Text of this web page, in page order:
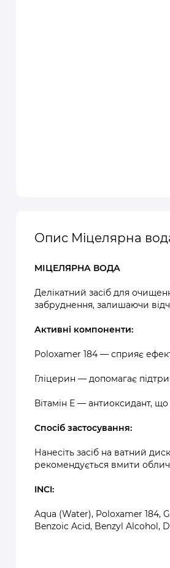
Опис Міцелярна
МІЦЕЛЯРНА ВОДА
Делікатний засіб для
забруднення, залишаючи
Активні компоненти:
Poloxamer 184 — сприяє
Гліцерин — допомагає
Вітамін Е — антиоксидант,
Спосіб застосування:
Нанесіть засіб на ватний
рекомендується вмити
INCI:
Aqua (Water), Poloxamer 184,
Benzoic Acid, Benzyl Alcohol,